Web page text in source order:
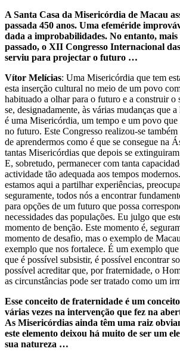
A Santa Casa da Misericórdia de Macau
passada 450 anos. Uma efeméride
dada a improbabilidades. No entanto,
passado, o XII Congresso Internacional
serviu para projectar o futuro …
Vítor Melícias: Uma Misericórdia que tem
esta inserção cultural no meio de um povo
habituado a olhar para o futuro e a construir o
se, designadamente, às várias mudanças que
é uma Misericórdia, um tempo e um povo
no futuro. Este Congresso realizou-se também
de aprendermos como é que se consegue na
tantas Misericórdias que depois se
E, sobretudo, permanecer com tanta
actividade tão adequada aos tempos
estamos aqui a partilhar experiências,
seguramente, todos nós a encontrar
para opções de um futuro que possa
necessidades das populações. Eu julgo que
momento de benção. Este momento é,
momento de desafio, mas o exemplo de
exemplo que nos fortalece. É um exemplo
que é possível subsistir, é possível encontrar
possível acreditar que, por fraternidade, o
as circunstâncias pode ser tratado como um
Esse conceito de fraternidade é um
várias vezes na intervenção que fez na
As Misericórdias ainda têm uma raiz
este elemento deixou há muito de ser um
sua natureza …